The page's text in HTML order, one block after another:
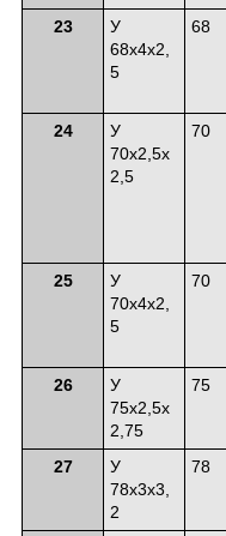
23
У
68х4х2,
5
68
24
У
70х2,5х
2,5
70
25
У
70х4х2,
5
70
26
У
75х2,5х
2,75
75
27
У
78х3х3,
2
78